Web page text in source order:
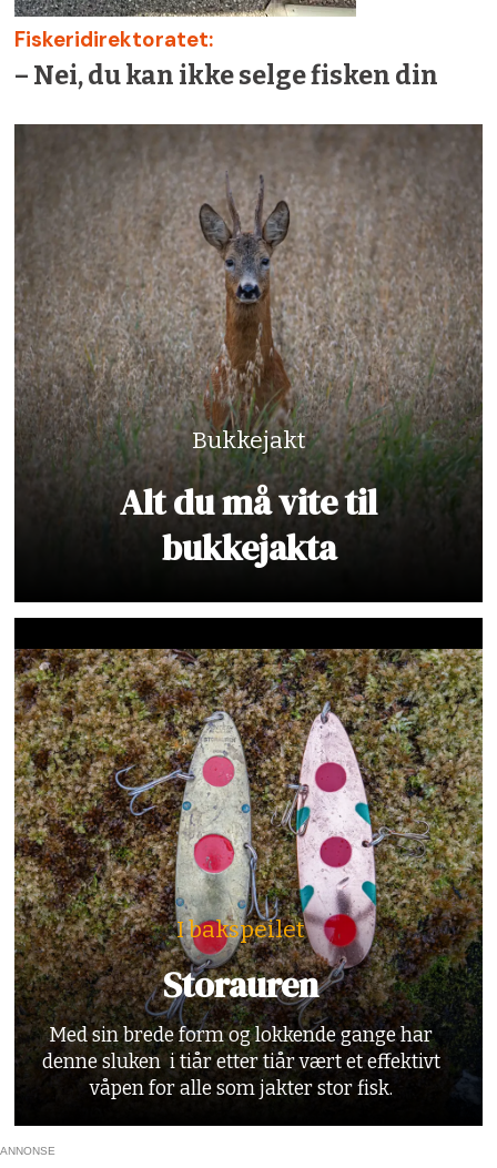
Fiskeridirektoratet:
– Nei, du kan ikke selge fisken din
Bukkejakt
Alt du må vite til
bukkejakta
I bakspeilet
Storauren
Med sin brede form og lokkende gange har
denne sluken i tiår etter tiår vært et effektivt
våpen for alle som jakter stor fisk.
ANNONSE